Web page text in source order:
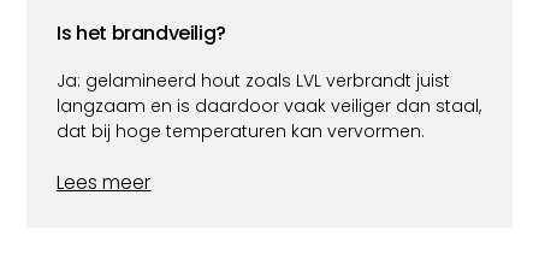
Is het brandveilig?
Ja: gelamineerd hout zoals LVL verbrandt juist
langzaam en is daardoor vaak veiliger dan staal,
dat bij hoge temperaturen kan vervormen.
Lees meer